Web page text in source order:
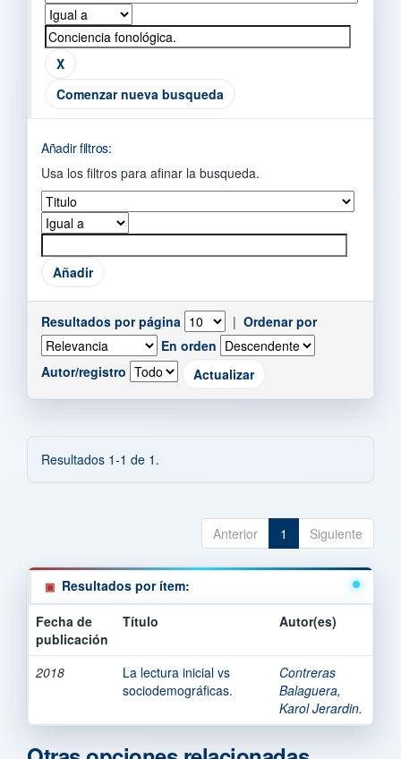
Comenzar nueva busqueda
Añadir filtros:
Usa los filtros para afinar la busqueda.
Resultados por página | Ordenar por
En orden
Autor/registro
Resultados 1-1 de 1.
Anterior 1 Siguiente
Resultados por ítem:
Fecha de
publicación
Título Autor(es)
2018
La lectura inicial vs
sociodemográficas.
Contreras
Balaguera,
Karol Jerardin.